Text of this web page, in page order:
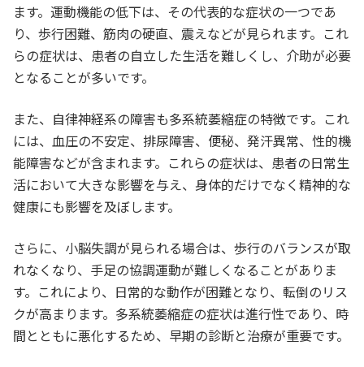
ます。運動機能の低下は、その代表的な症状の一つであ
り、歩行困難、筋肉の硬直、震えなどが見られます。これ
らの症状は、患者の自立した生活を難しくし、介助が必要
となることが多いです。
また、自律神経系の障害も多系統萎縮症の特徴です。これ
には、血圧の不安定、排尿障害、便秘、発汗異常、性的機
能障害などが含まれます。これらの症状は、患者の日常生
活において大きな影響を与え、身体的だけでなく精神的な
健康にも影響を及ぼします。
さらに、小脳失調が見られる場合は、歩行のバランスが取
れなくなり、手足の協調運動が難しくなることがありま
す。これにより、日常的な動作が困難となり、転倒のリス
クが高まります。多系統萎縮症の症状は進行性であり、時
間とともに悪化するため、早期の診断と治療が重要です。